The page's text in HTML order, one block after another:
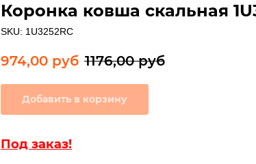
Коронка ковша скальная
SKU: 1U3252RC
974,00 руб 1176,00 руб
Добавить в корзину
Под заказ!